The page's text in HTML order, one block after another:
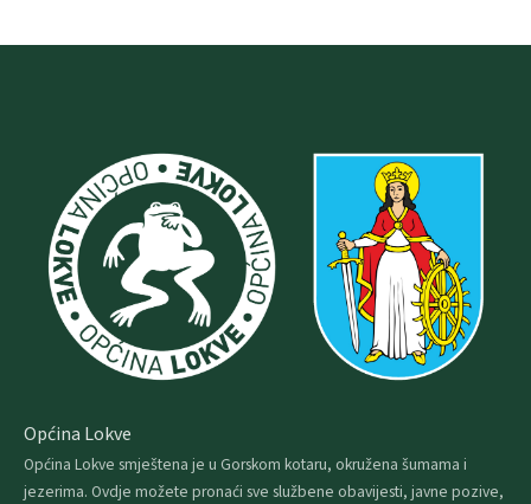
Općina Lokve
Općina Lokve smještena je u Gorskom kotaru, okružena šumama i
jezerima. Ovdje možete pronaći sve službene obavijesti, javne pozive,